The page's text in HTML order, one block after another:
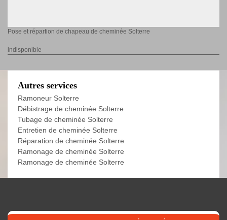
Pose et répartion de chapeau de cheminée Solterre
indisponible
Autres services
Ramoneur Solterre
Débistrage de cheminée Solterre
Tubage de cheminée Solterre
Entretien de cheminée Solterre
Réparation de cheminée Solterre
Ramonage de cheminée Solterre
Ramonage de cheminée Solterre